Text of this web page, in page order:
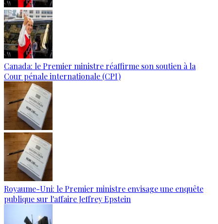
Canada: le Premier ministre réaffirme son soutien à la
Cour pénale internationale (CPI)
Royaume-Uni: le Premier ministre envisage une enquête
publique sur l'affaire Jeffrey Epstein